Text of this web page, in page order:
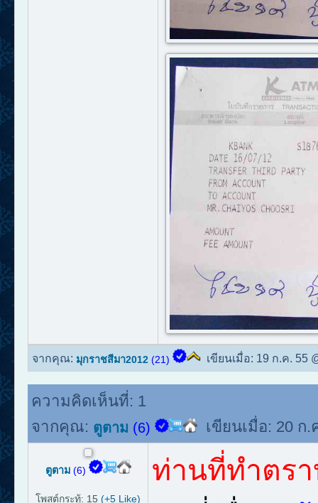
จากคุณ: มุกราชสีมา2012 (21) เขียนเมื่อ: 19 ก.ค. 55
ความคิดเห็นที่: 1
จากคุณ: ตูตาม (6) เขียนเมื่อ: 20 ก.
ตูตาม (6)
โพสต์กระทู้: 15(+5 Like)
ท่านที่ทำตร